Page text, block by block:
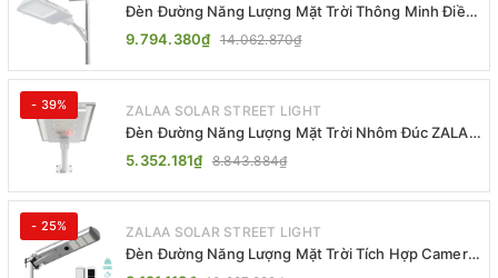
Đèn Đường Năng Lượng Mặt Trời Thông Minh Điều
Khiển MPPT ZL-GMX01 ZALAA
9.794.380₫ 14.062.870₫
- 39% ZALAA SOLAR STREET LIGHT
Đèn Đường Năng Lượng Mặt Trời Nhôm Đúc ZALAA
ZL-BWH Cao Cấp IP65
5.352.181₫ 8.843.884₫
- 25% ZALAA SOLAR STREET LIGHT
Đèn Đường Năng Lượng Mặt Trời Tích Hợp Camera
ZALAA ZL-BJ04-CCTV (80W, IP65)